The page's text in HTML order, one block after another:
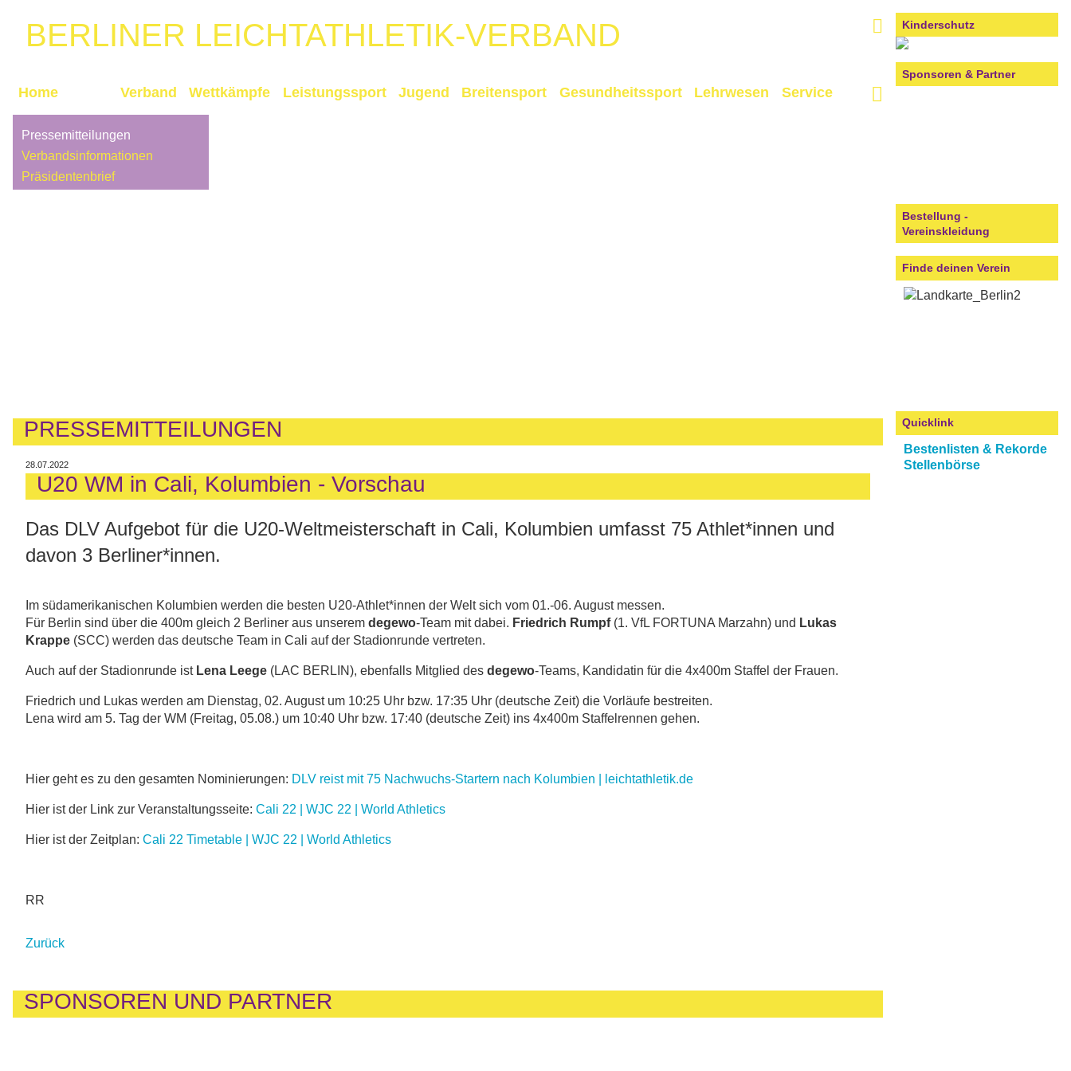
BERLINER LEICHTATHLETIK-VERBAND
Home Verband Wettkämpfe Leistungssport Jugend Breitensport Gesundheitssport Lehrwesen Service
Pressemitteilungen
Verbandsinformationen
Präsidentenbrief
PRESSEMITTEILUNGEN
28.07.2022
U20 WM in Cali, Kolumbien - Vorschau
Das DLV Aufgebot für die U20-Weltmeisterschaft in Cali, Kolumbien umfasst 75 Athlet*innen und
davon 3 Berliner*innen.
Im südamerikanischen Kolumbien werden die besten U20-Athlet*innen der Welt sich vom 01.-06. August messen.
Für Berlin sind über die 400m gleich 2 Berliner aus unserem degewo-Team mit dabei. Friedrich Rumpf (1. VfL FORTUNA Marzahn) und Lukas
Krappe (SCC) werden das deutsche Team in Cali auf der Stadionrunde vertreten.
Auch auf der Stadionrunde ist Lena Leege (LAC BERLIN), ebenfalls Mitglied des degewo-Teams, Kandidatin für die 4x400m Staffel der Frauen.
Friedrich und Lukas werden am Dienstag, 02. August um 10:25 Uhr bzw. 17:35 Uhr (deutsche Zeit) die Vorläufe bestreiten.
Lena wird am 5. Tag der WM (Freitag, 05.08.) um 10:40 Uhr bzw. 17:40 (deutsche Zeit) ins 4x400m Staffelrennen gehen.
Hier geht es zu den gesamten Nominierungen: DLV reist mit 75 Nachwuchs-Startern nach Kolumbien | leichtathletik.de
Hier ist der Link zur Veranstaltungsseite: Cali 22 | WJC 22 | World Athletics
Hier ist der Zeitplan: Cali 22 Timetable | WJC 22 | World Athletics
RR
Zurück
SPONSOREN UND PARTNER
Kinderschutz
Sponsoren & Partner
Bestellung -
Vereinskleidung
Finde deinen Verein
Quicklink
Bestenlisten & Rekorde
Stellenbörse